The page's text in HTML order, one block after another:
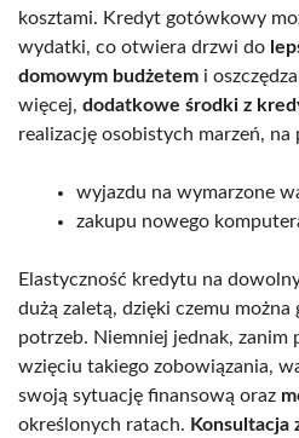
kosztami. Kredyt gotówkowy
wydatki, co otwiera drzwi do
domowym budżetem i
więcej, dodatkowe środki z
realizację osobistych marzeń, na
wyjazdu na wymarzone
zakupu nowego
Elastyczność kredytu na
dużą zaletą, dzięki czemu
potrzeb. Niemniej jednak, zanim
wzięciu takiego zobowiązania,
swoją sytuację finansową oraz
określonych ratach. Konsultacja